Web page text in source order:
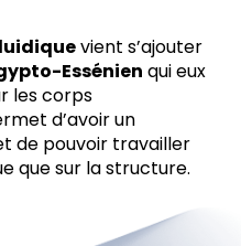
vient s’ajouter
Essénien qui eux
les corps
d’avoir un
de pouvoir travailler
que sur la structure.